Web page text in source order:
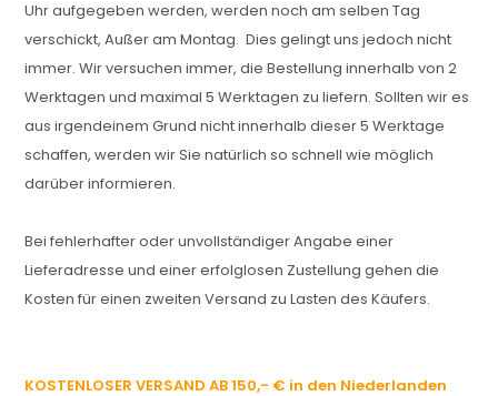
Uhr aufgegeben werden, werden noch am selben Tag
verschickt, Außer am Montag. Dies gelingt uns jedoch nicht
immer. Wir versuchen immer, die Bestellung innerhalb von 2
Werktagen und maximal 5 Werktagen zu liefern. Sollten wir es
aus irgendeinem Grund nicht innerhalb dieser 5 Werktage
schaffen, werden wir Sie natürlich so schnell wie möglich
darüber informieren.
Bei fehlerhafter oder unvollständiger Angabe einer
Lieferadresse und einer erfolglosen Zustellung gehen die
Kosten für einen zweiten Versand zu Lasten des Käufers.
KOSTENLOSER VERSAND AB 150,- € in den Niederlanden